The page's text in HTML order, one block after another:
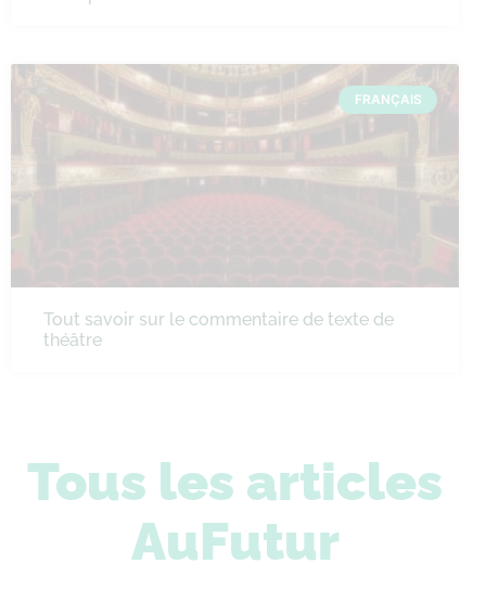
FRANÇAIS
Tout savoir sur le commentaire de texte de
théâtre
Tous les articles
AuFutur